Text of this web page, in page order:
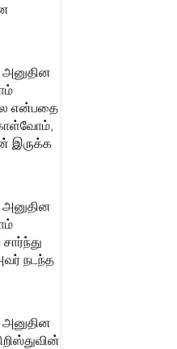
அனுதின
என்பதை
இருக்க
அனுதின
நடந்த
அனுதின